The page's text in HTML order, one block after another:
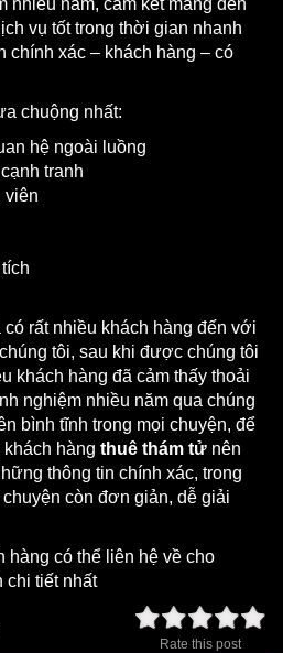
nhiều năm, cam kết mang đến
vụ tốt trong thời gian nhanh
chính xác – khách hàng – có
chuộng nhất:
hệ ngoài luồng
tranh
viên
rất nhiều khách hàng đến với
tôi, sau khi được chúng tôi
khách hàng đã cảm thấy thoải
nghiệm nhiều năm qua chúng
bình tĩnh trong mọi chuyện, để
khách hàng thuê thám tử nên
thông tin chính xác, trong
còn đơn giản, dễ giải
hàng có thể liên hệ về cho
chi tiết nhất
Rate this post